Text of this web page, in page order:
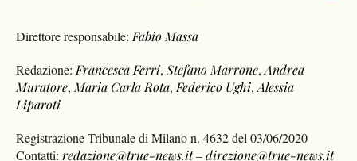
Direttore responsabile: Fabio Massa
Redazione: Francesca Ferri,Stefano Marrone,Andrea
Muratore, Maria Carla Rota, Federico Ughi,Alessia
Liparoti
Registrazione Tribunale di Milano n. 4632 del 03/06/2020
Contatti:redazione@true-news.it–direzione@true-news.it